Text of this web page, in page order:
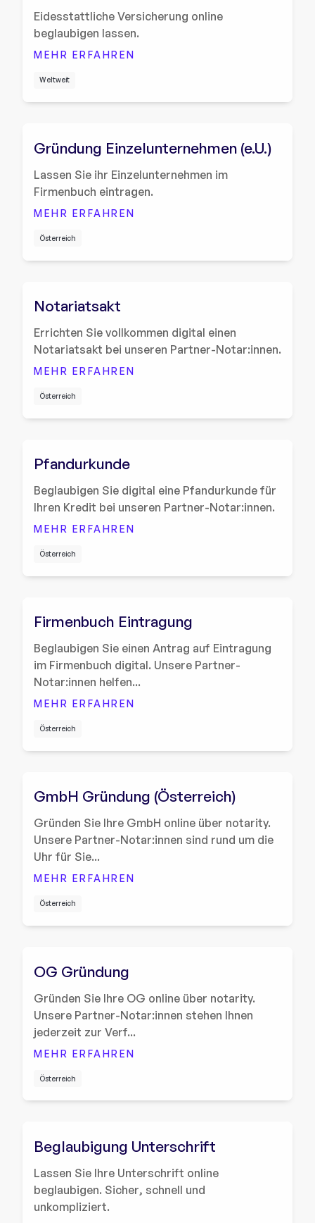
Weltweit
Eidesstattliche Versicherung online
beglaubigen lassen.
MEHR ERFAHREN
Österreich
Gründung Einzelunternehmen (e.U.)
Lassen Sie ihr Einzelunternehmen im
Firmenbuch eintragen.
MEHR ERFAHREN
Österreich
Notariatsakt
Errichten Sie vollkommen digital einen
Notariatsakt bei unseren Partner-Notar:innen.
MEHR ERFAHREN
Österreich
Pfandurkunde
Beglaubigen Sie digital eine Pfandurkunde für
Ihren Kredit bei unseren Partner-Notar:innen.
MEHR ERFAHREN
Österreich
Firmenbuch Eintragung
Beglaubigen Sie einen Antrag auf Eintragung
im Firmenbuch digital. Unsere Partner-
Notar:innen helfen...
MEHR ERFAHREN
Österreich
GmbH Gründung (Österreich)
Gründen Sie Ihre GmbH online über notarity.
Unsere Partner-Notar:innen sind rund um die
Uhr für Sie...
MEHR ERFAHREN
Österreich
OG Gründung
Gründen Sie Ihre OG online über notarity.
Unsere Partner-Notar:innen stehen Ihnen
jederzeit zur Verf...
MEHR ERFAHREN
Beglaubigung Unterschrift
Lassen Sie Ihre Unterschrift online
beglaubigen. Sicher, schnell und
unkompliziert.